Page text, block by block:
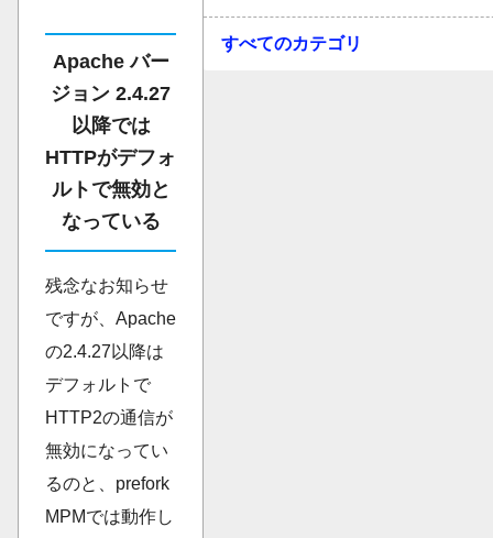
Apache バー
ジョン 2.4.27
以降では
HTTPがデフォ
ルトで無効と
なっている
残念なお知らせ
ですが、Apache
の2.4.27以降は
デフォルトで
HTTP2の通信が
無効になってい
るのと、prefork
MPMでは動作し
すべてのカテゴリ